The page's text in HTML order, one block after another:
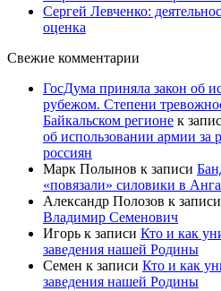
Сергей Левченко:
оценка
Свежие комментарии
ГосДума приняла закон об
рубежом. Степени
Байкальском регионе к
об использовании армии за
россиян
Марк Полынов к записи
«повязали» силовики в
Александр Полозов к записи
Владимир Семенович
Игорь к записи Кто и как
заведения нашей Родины
Семен к записи Кто и как
заведения нашей Родины